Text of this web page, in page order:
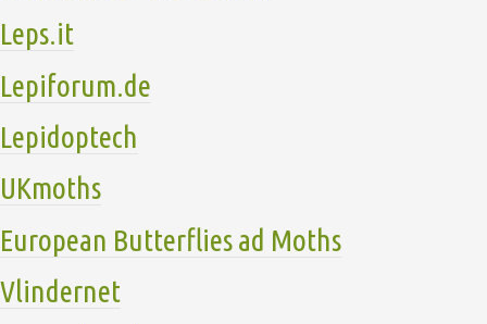
Leps.it
Lepiforum.de
Lepidoptech
UKmoths
European Butterflies ad Moths
Vlindernet